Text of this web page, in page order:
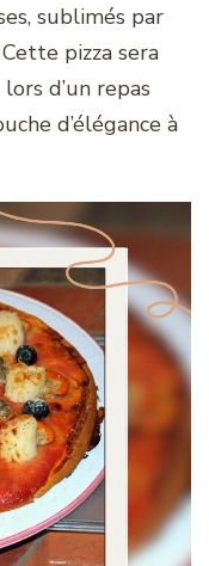
sublimés par
pizza sera
d’un repas
d’élégance à